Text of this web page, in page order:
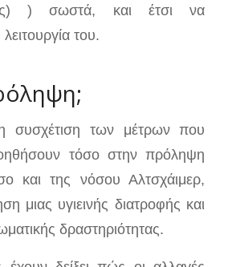
) σωστά, και έτσι να
του.
συσχέτιση των μέτρων που
τόσο στην πρόληψη
και της νόσου Αλτσχάιμερ,
μιας υγιεινής διατροφής και
δραστηριότητας.